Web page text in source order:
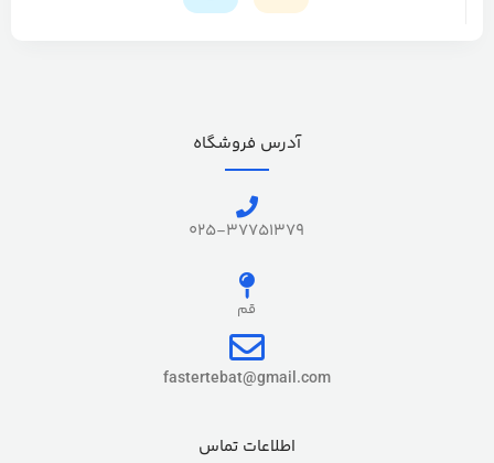
آدرس فروشگاه
025-37751379
قم
fastertebat@gmail.com
اطلاعات تماس